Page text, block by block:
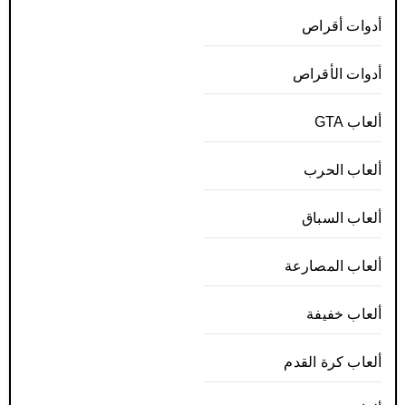
أدوات أقراص
أدوات الأقراص
ألعاب GTA
ألعاب الحرب
ألعاب السباق
ألعاب المصارعة
ألعاب خفيفة
ألعاب كرة القدم